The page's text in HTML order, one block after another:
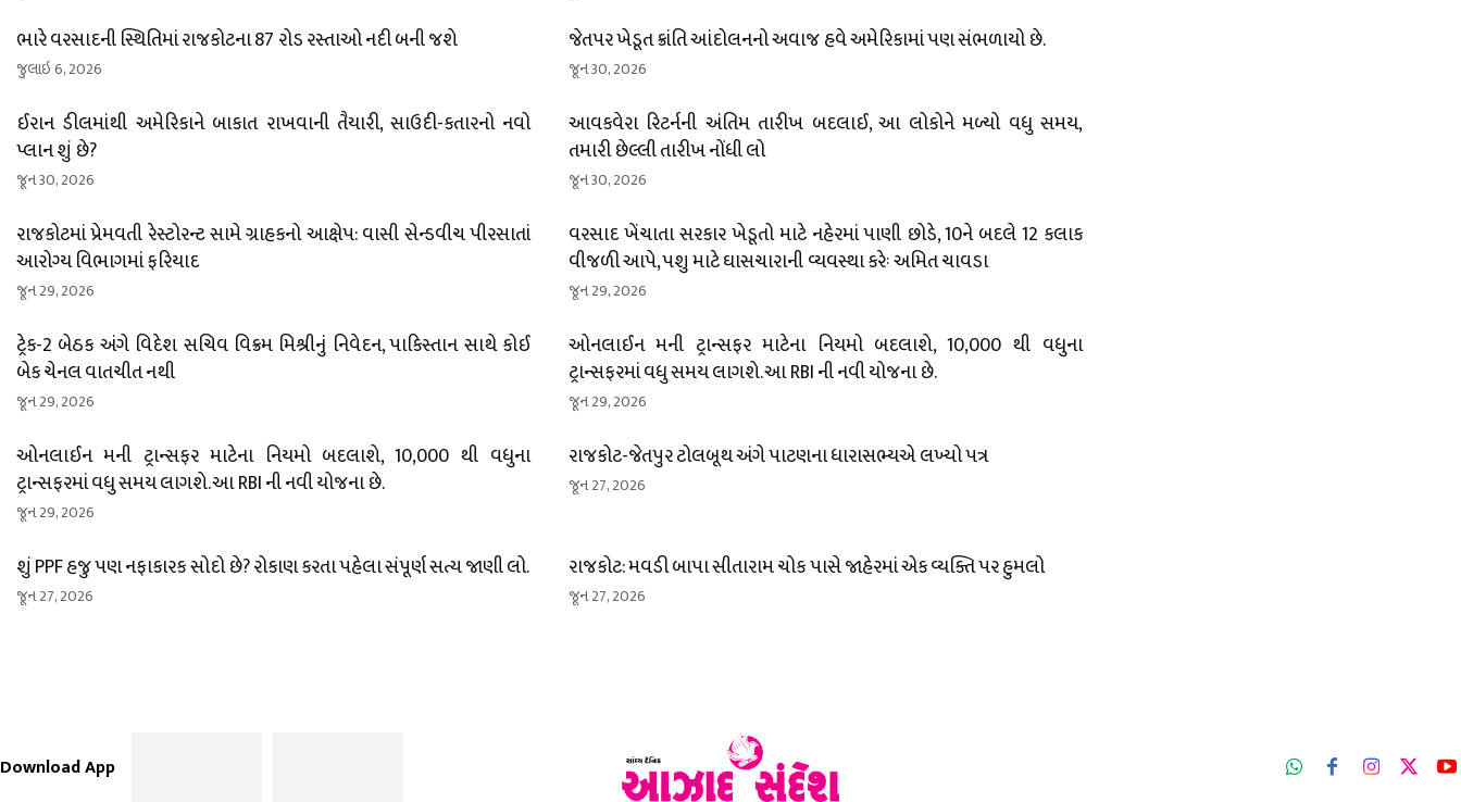
ભારે વરસાદની સ્થિતિમાં રાજકોટના 87 રોડ રસ્તાઓ નદી બની જશે
જુલાઇ 6, 2026
જેતપર ખેડૂત ક્રાંતિ આંદોલનનો અવાજ હવે અમેરિકામાં પણ સંભળાયો છે.
જૂન 30, 2026
ઈરાન ડીલમાંથી અમેરિકાને બાકાત રાખવાની તૈયારી, સાઉદી-કતારનો નવો
પ્લાન શું છે?
જૂન 30, 2026
આવકવેરા રિટર્નની અંતિમ તારીખ બદલાઈ, આ લોકોને મળ્યો વધુ સમય,
તમારી છેલ્લી તારીખ નોંધી લો
જૂન 30, 2026
રાજકોટમાં પ્રેમવતી રેસ્ટોરન્ટ સામે ગ્રાહકનો આક્ષેપ: વાસી સેન્ડવીચ પીરસાતાં
આરોગ્ય વિભાગમાં ફરિયાદ
જૂન 29, 2026
વરસાદ ખેંચાતા સરકાર ખેડૂતો માટે નહેરમાં પાણી છોડે, 10ને બદલે 12 કલાક
વીજળી આપે, પશુ માટે ઘાસચારાની વ્યવસ્થા કરેઃ અમિત ચાવડા
જૂન 29, 2026
ટ્રેક-2 બેઠક અંગે વિદેશ સચિવ વિક્રમ મિશ્રીનું નિવેદન, પાકિસ્તાન સાથે કોઈ
બેક ચેનલ વાતચીત નથી
જૂન 29, 2026
ઓનલાઈન મની ટ્રાન્સફર માટેના નિયમો બદલાશે, 10,000 થી વધુના
ટ્રાન્સફરમાં વધુ સમય લાગશે. આ RBI ની નવી યોજના છે.
જૂન 29, 2026
ઓનલાઈન મની ટ્રાન્સફર માટેના નિયમો બદલાશે, 10,000 થી વધુના
ટ્રાન્સફરમાં વધુ સમય લાગશે. આ RBI ની નવી યોજના છે.
જૂન 29, 2026
રાજકોટ-જેતપુર ટોલબૂથ અંગે પાટણના ધારાસભ્યએ લખ્યો પત્ર
જૂન 27, 2026
શું PPF હજુ પણ નફાકારક સોદો છે? રોકાણ કરતા પહેલા સંપૂર્ણ સત્ય જાણી લો.
જૂન 27, 2026
રાજકોટ: મવડી બાપા સીતારામ ચોક પાસે જાહેરમાં એક વ્યક્તિ પર હુમલો
જૂન 27, 2026
Download App